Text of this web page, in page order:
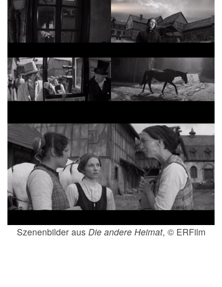
Szenenbilder aus Die andere Heimat, © ERFilm